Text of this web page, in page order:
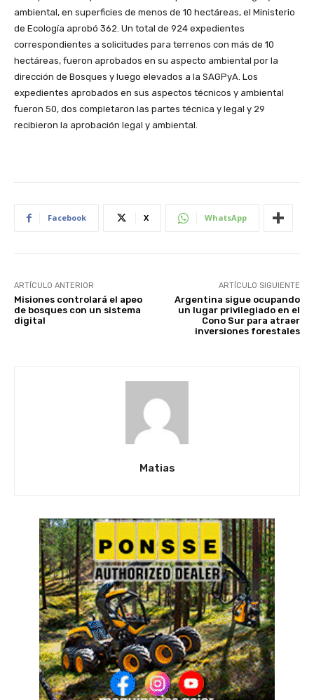
ambiental, en superficies de menos de 10 hectáreas, el Ministerio
de Ecología aprobó 362. Un total de 924 expedientes
correspondientes a solicitudes para terrenos con más de 10
hectáreas, fueron aprobados en su aspecto ambiental por la
dirección de Bosques y luego elevados a la SAGPyA. Los
expedientes aprobados en sus aspectos técnicos y ambiental
fueron 50, dos completaron las partes técnica y legal y 29
recibieron la aprobación legal y ambiental.
Facebook X WhatsApp
ARTÍCULO ANTERIOR
Misiones controlará el apeo
de bosques con un sistema
digital
ARTÍCULO SIGUIENTE
Argentina sigue ocupando
un lugar privilegiado en el
Cono Sur para atraer
inversiones forestales
Matias